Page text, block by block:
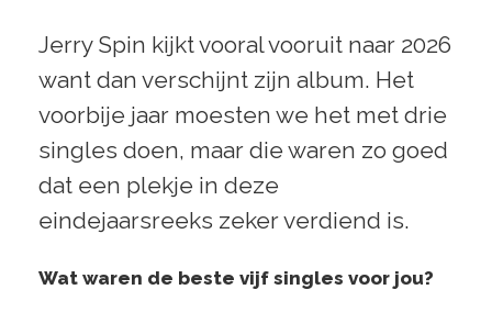
Jerry Spin kijkt vooral vooruit naar 2026
want dan verschijnt zijn album. Het
voorbije jaar moesten we het met drie
singles doen, maar die waren zo goed
dat een plekje in deze
eindejaarsreeks zeker verdiend is.
Wat waren de beste vijf singles voor jou?